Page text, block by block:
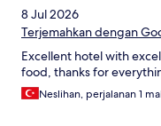
8 Jul 2026
Terjemahkan dengan
Excellent hotel with
food, thanks for
Neslihan, perjalanan 1